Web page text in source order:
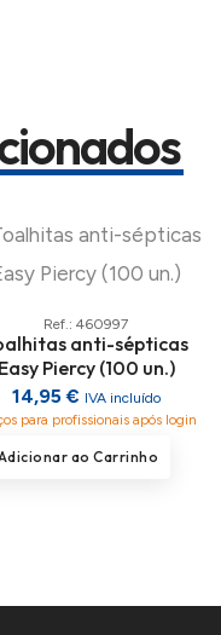
Ref.: 460997
anti-sépticas
Easy Piercy (100 un.)
14,95 € IVA incluído
para profissionais após login
ao Carrinho